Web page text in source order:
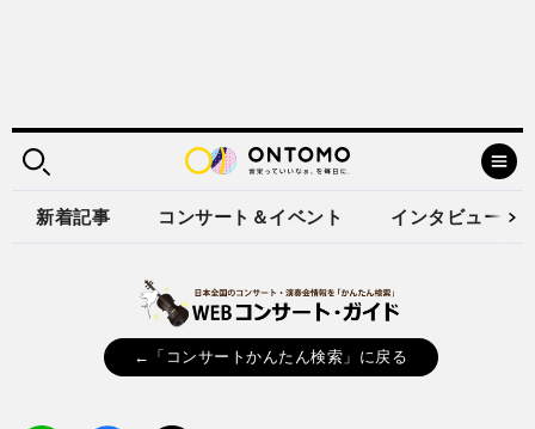
新着記事 コンサート＆イベント インタビュー
←「コンサートかんたん検索」に戻る